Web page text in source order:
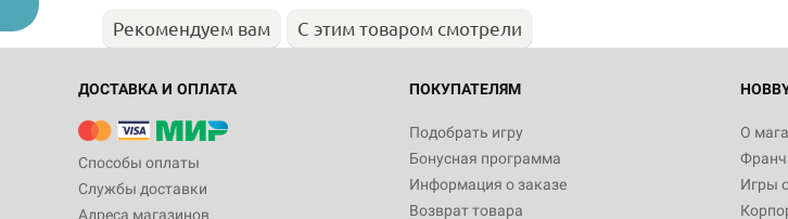
Рекомендуем вам С этим товаром смотрели
ДОСТАВКА И ОПЛАТА
Способы оплаты
Службы доставки
Адреса магазинов
ПОКУПАТЕЛЯМ
Подобрать игру
Бонусная программа
Информация о заказе
Возврат товара
О
Игры
799